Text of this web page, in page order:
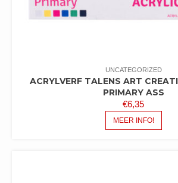
UNCATEGORIZED
ACRYLVERF TALENS ART
PRIMARY ASS
€6,35
MEER INFO!